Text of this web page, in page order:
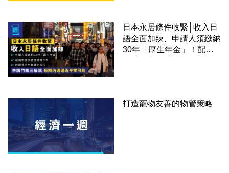
日本永居條件收緊│收入日
語全面加辣、申請人須繳納
30年「厚生年金」！配偶
打造寵物友善的物管策略